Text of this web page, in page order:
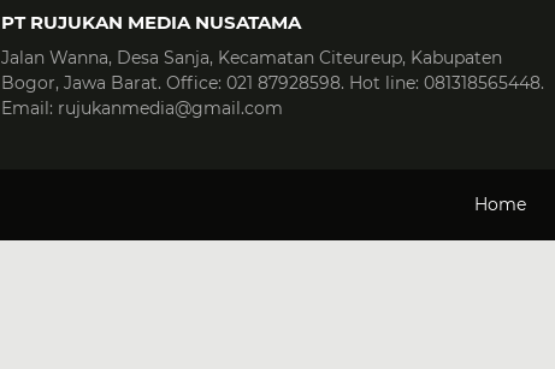
PT RUJUKAN MEDIA NUSATAMA
Jalan Wanna, Desa Sanja, Kecamatan Citeureup, Kabupaten
Bogor, Jawa Barat. Office: 021 87928598. Hot line: 081318565448.
Email: rujukanmedia@gmail.com
Home